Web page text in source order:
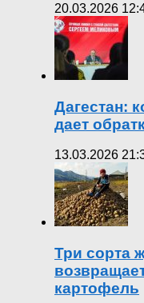
20.03.2026
Дагестан:
дает
13.03.2026
Три сорта
картофель